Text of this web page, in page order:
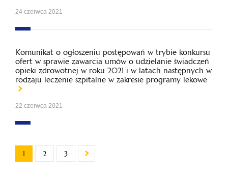
24 czerwca 2021
Komunikat o ogłoszeniu postępowań w trybie konkursu
ofert w sprawie zawarcia umów o udzielanie świadczeń
opieki zdrowotnej w roku 2021 i w latach następnych w
rodzaju leczenie szpitalne w zakresie programy lekowe
22 czerwca 2021
1 2 3